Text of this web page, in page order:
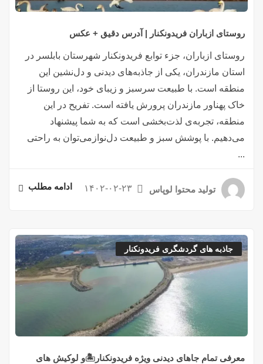
روستای ازباران فریدونکنار | آدرس دقیق + عکس
روستای ازباران، جزء توابع فریدونکنار شهرستان بابلسر در
استان مازندران، یکی از جاذبه‌های دیدنی و دل‌نشین این
منطقه است. با طبیعت سرسبز و زیبای خود، این روستا از
خاک پهناور مازندران پرورش یافته است. تفریح در این
منطقه، تجربه‌ی لذت‌بخشی است که به شما پیشنهاد
می‌دهیم. با پوشش سبز و طبیعت دل‌نوازمی‌توان به راحتی
...
تولید محتوا لوپاس ۱۴۰۲-۰۲-۲۳ ادامه مطلب
جاذبه های گردشگری فریدونکنار
معرفی تمام جاهای دیدنی ویژه فریدونکنار🏝️و لوکیش های